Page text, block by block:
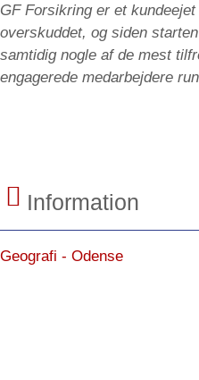
GF Forsikring er et
overskuddet, og siden
samtidig nogle af de mest
engagerede medarbejdere
Information
Geografi - Odense